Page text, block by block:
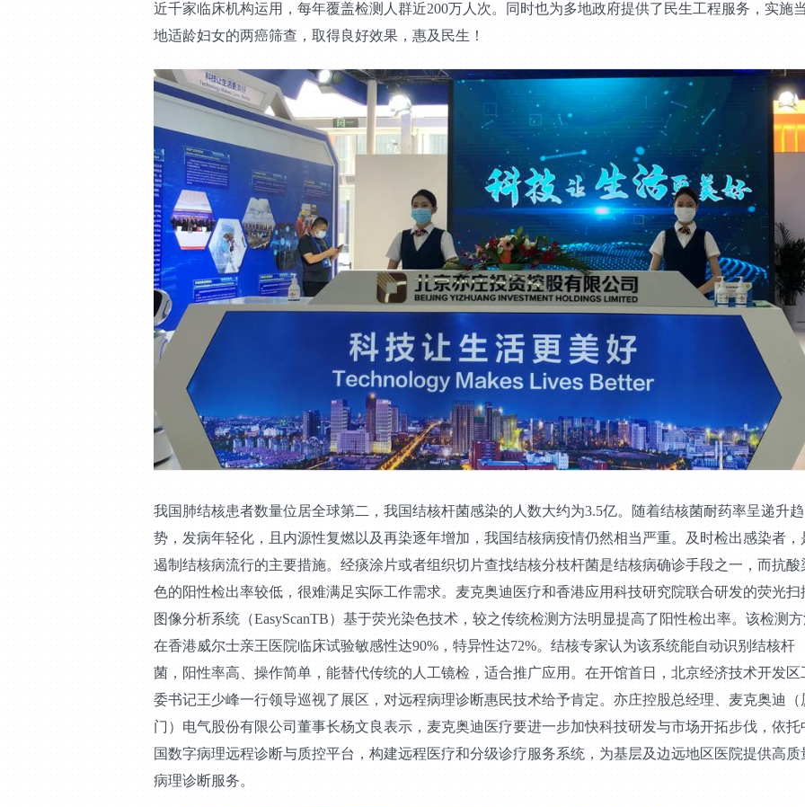
近千家临床机构运用，每年覆盖检测人群近200万人次。同时也为多地政府提供了民生工程服务，实施当
地适龄妇女的两癌筛查，取得良好效果，惠及民生！
我国肺结核患者数量位居全球第二，我国结核杆菌感染的人数大约为3.5亿。随着结核菌耐药率呈递升趋
势，发病年轻化，且内源性复燃以及再染逐年增加，我国结核病疫情仍然相当严重。及时检出感染者，
遏制结核病流行的主要措施。经痰涂片或者组织切片查找结核分枝杆菌是结核病确诊手段之一，而抗酸
色的阳性检出率较低，很难满足实际工作需求。麦克奥迪医疗和香港应用科技研究院联合研发的荧光扫
图像分析系统（EasyScanTB）基于荧光染色技术，较之传统检测方法明显提高了阳性检出率。该检测
在香港威尔士亲王医院临床试验敏感性达90%，特异性达72%。结核专家认为该系统能自动识别结核杆
菌，阳性率高、操作简单，能替代传统的人工镜检，适合推广应用。在开馆首日，北京经济技术开发区
委书记王少峰一行领导巡视了展区，对远程病理诊断惠民技术给予肯定。亦庄控股总经理、麦克奥迪（
门）电气股份有限公司董事长杨文良表示，麦克奥迪医疗要进一步加快科技研发与市场开拓步伐，依托
国数字病理远程诊断与质控平台，构建远程医疗和分级诊疗服务系统，为基层及边远地区医院提供高质
病理诊断服务。